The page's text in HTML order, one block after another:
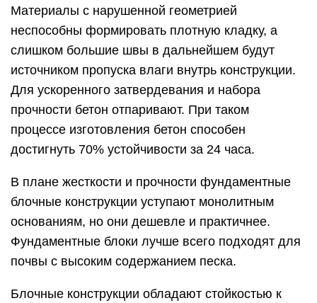
Материалы с нарушенной геометрией
неспособны формировать плотную кладку, а
слишком большие швы в дальнейшем будут
источником пропуска влаги внутрь конструкции.
Для ускоренного затвердевания и набора
прочности бетон отпаривают. При таком
процессе изготовления бетон способен
достигнуть 70% устойчивости за 24 часа.
В плане жесткости и прочности фундаментные
блочные конструкции уступают монолитным
основаниям, но они дешевле и практичнее.
Фундаментные блоки лучше всего подходят для
почвы с высоким содержанием песка.
Блочные конструкции обладают стойкостью к